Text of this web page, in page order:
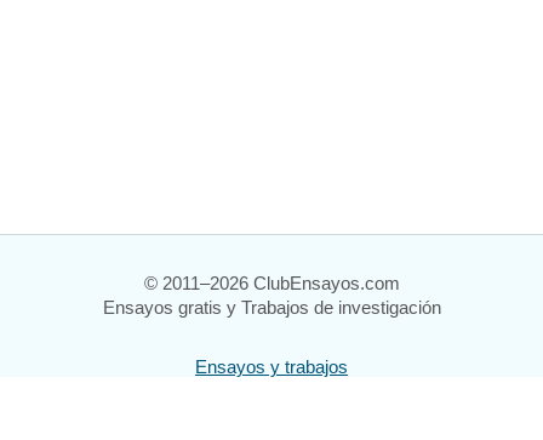
© 2011–2026 ClubEnsayos.com
Ensayos gratis y Trabajos de investigación
Ensayos y trabajos